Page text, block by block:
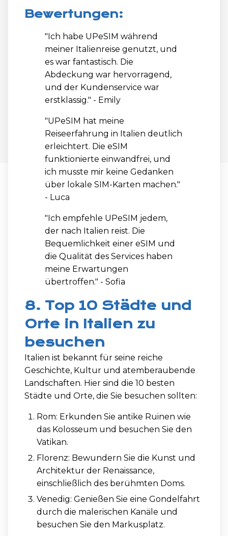
Bewertungen:
"Ich habe UPeSIM während
meiner Italienreise genutzt, und
es war fantastisch. Die
Abdeckung war hervorragend,
und der Kundenservice war
erstklassig." - Emily
"UPeSIM hat meine
Reiseerfahrung in Italien deutlich
erleichtert. Die eSIM
funktionierte einwandfrei, und
ich musste mir keine Gedanken
über lokale SIM-Karten machen."
- Luca
"Ich empfehle UPeSIM jedem,
der nach Italien reist. Die
Bequemlichkeit einer eSIM und
die Qualität des Services haben
meine Erwartungen
übertroffen." - Sofia
8. Top 10 Städte und
Orte in Italien zu
besuchen
Italien ist bekannt für seine reiche
Geschichte, Kultur und atemberaubende
Landschaften. Hier sind die 10 besten
Städte und Orte, die Sie besuchen sollten:
Rom: Erkunden Sie antike Ruinen wie
das Kolosseum und besuchen Sie den
Vatikan.
Florenz: Bewundern Sie die Kunst und
Architektur der Renaissance,
einschließlich des berühmten Doms.
Venedig: Genießen Sie eine Gondelfahrt
durch die malerischen Kanäle und
besuchen Sie den Markusplatz.